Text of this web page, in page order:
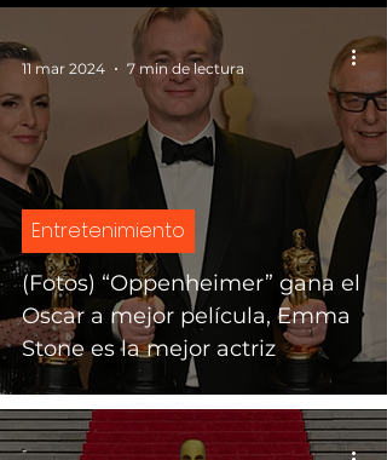
(Fotos) “Oppenheimer” gana el
Oscar a mejor película, Emma
Stone es la mejor actriz
Entretenimiento
-
11 mar 2024
7 min de lectura
-